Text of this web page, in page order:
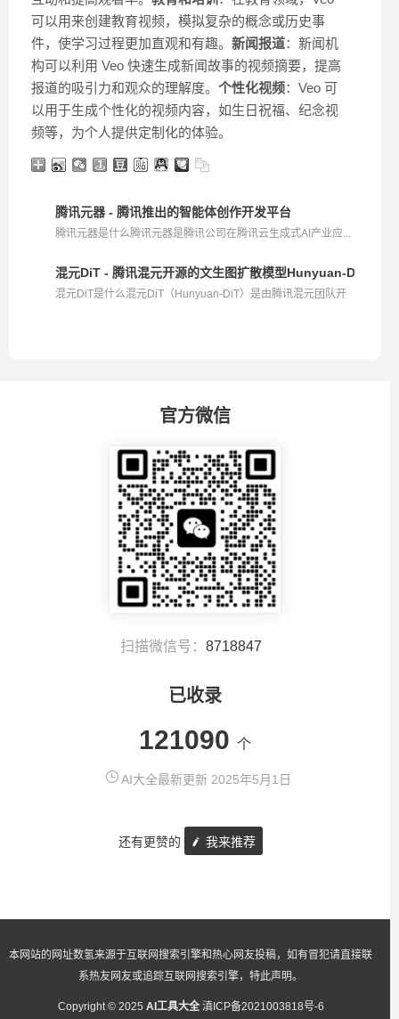
可以用来创建教育视频，模拟复杂的概念或历史事
件，使学习过程更加直观和有趣。 新闻报道：新闻机
构可以利用 Veo 快速生成新闻故事的视频摘要，提高
报道的吸引力和观众的理解度。 个性化视频：Veo 可
以用于生成个性化的视频内容，如生日祝福、纪念视
频等，为个人提供定制化的体验。
腾讯元器 - 腾讯推出的智能体创作开发平台
腾讯元器是什么腾讯元器是腾讯公司在腾讯云生成式AI产业应...
混元DiT - 腾讯混元开源的文生图扩散模型Hunyuan-DiT
混元DiT是什么混元DiT（Hunyuan-DiT）是由腾讯混元团队开
官方微信
扫描微信号： 8718847
已收录
121090 个
AI大全最新更新 2025年5月1日
还有更赞的 我来推荐
本网站的网址数氢来源于互联网搜索引擎和热心网友投稿，如有冒犯请直接联
系热友网友或追踪互联网搜索引擎，特此声明。
Copyright © 2025 AI工具大全 滇ICP备2021003818号-6